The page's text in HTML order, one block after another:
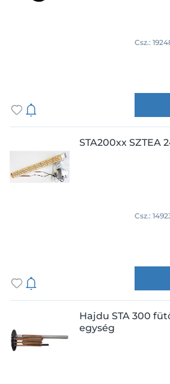
Csz.:
STA200xx SZTEA
Csz.:
Hajdu STA 300
egység